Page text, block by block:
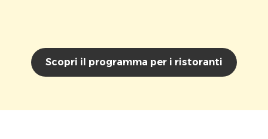
Scopri il programma per i ristoranti